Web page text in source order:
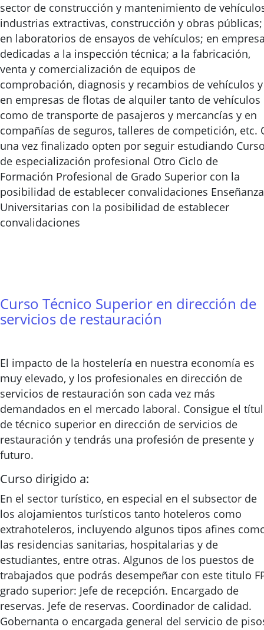
sector de construcción y mantenimiento de
industrias extractivas, construcción y obras públicas;
en laboratorios de ensayos de vehículos; en
dedicadas a la inspección técnica; a la fabricación,
venta y comercialización de equipos de
comprobación, diagnosis y recambios de vehículos y
en empresas de flotas de alquiler tanto de vehículos
como de transporte de pasajeros y mercancías y en
compañías de seguros, talleres de competición, etc.
una vez finalizado opten por seguir estudiando
de especialización profesional Otro Ciclo de
Formación Profesional de Grado Superior con la
posibilidad de establecer convalidaciones
Universitarias con la posibilidad de establecer
convalidaciones
Curso Técnico Superior en dirección de
servicios de restauración
El impacto de la hostelería en nuestra economía es
muy elevado, y los profesionales en dirección de
servicios de restauración son cada vez más
demandados en el mercado laboral. Consigue el
de técnico superior en dirección de servicios de
restauración y tendrás una profesión de presente y
futuro.
Curso dirigido a:
En el sector turístico, en especial en el subsector de
los alojamientos turísticos tanto hoteleros como
extrahoteleros, incluyendo algunos tipos afines
las residencias sanitarias, hospitalarias y de
estudiantes, entre otras. Algunos de los puestos de
trabajados que podrás desempeñar con este titulo
grado superior: Jefe de recepción. Encargado de
reservas. Jefe de reservas. Coordinador de calidad.
Gobernanta o encargada general del servicio de